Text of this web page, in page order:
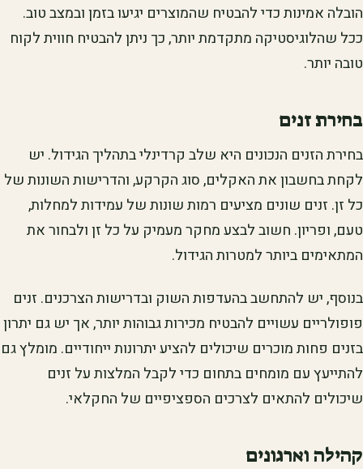
הובלה אמינות כדי להבטיח שהמוצרים יגיעו בזמן ובמצב טוב.
ככל שהלוגיסטיקה מתקדמת יותר, כך ניתן להבטיח חווית לקוח
טובה יותר.
בחירת זנים
בחירת הזנים הנכונים היא שלב קרדינלי בתהליך הגידול. יש
לקחת בחשבון את האקלים, סוג הקרקע, והדרישות השונות של
כל זן. זנים שונים מציעים רמות שונות של עמידות למחלות,
טעם, ופריון. חשוב לבצע מחקר מעמיק על כל זן ולבחור את
המתאימים ביותר למטרות הגידול.
בנוסף, יש להתחשב בהעדפות השוק ובדרישות הצרכנים. זנים
פופולריים עשויים להבטיח מכירות גבוהות יותר, אך יש גם יתרון
בזנים פחות מוכרים שיכולים להציע יתרונות ייחודיים. מומלץ גם
להתייעץ עם מומחים בתחום כדי לקבל המלצות על זנים
שיכולים להתאים לצרכים הספציפיים של החקלאי.
קהילה וארגונים